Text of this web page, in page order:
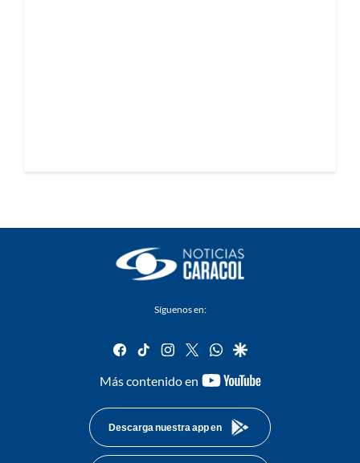
Síguenos en:
facebook
tiktok instagram
twitterwhatsapp
google
Más contenido en
youtube-
Descarga nuestra app en